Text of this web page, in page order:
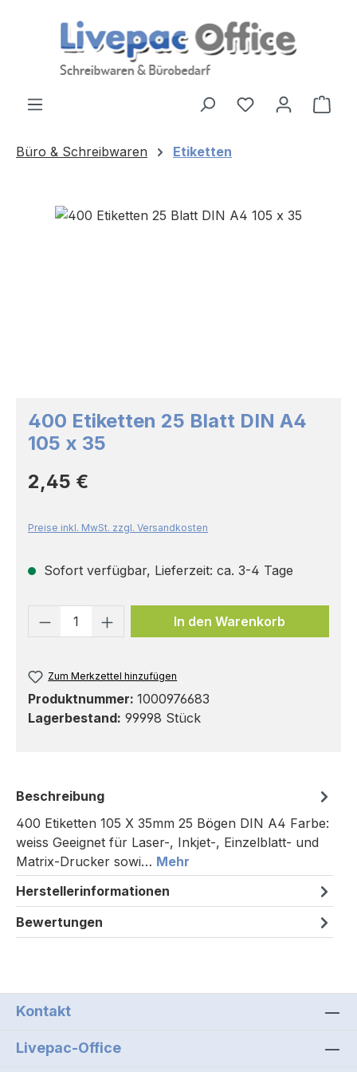
Zum Hauptinhalt springen
Büro & Schreibwaren Etiketten
Bildergalerie überspringen
400 Etiketten 25 Blatt DIN A4
105 x 35
Regulärer Preis:
2,45 €
Preise inkl. MwSt. zzgl. Versandkosten
Sofort verfügbar, Lieferzeit: ca. 3-4 Tage
Produkt Anzahl: Gib den
In den Warenkorb
Zum Merkzettel hinzufügen
Produktnummer: 1000976683
Lagerbestand: 99998 Stück
Beschreibung
400 Etiketten 105 X 35mm 25 Bögen DIN A4 Farbe:
weiss Geeignet für Laser-, Inkjet-, Einzelblatt- und
Matrix-Drucker sowi… Mehr
Herstellerinformationen
Bewertungen
Kontakt
Livepac-Office